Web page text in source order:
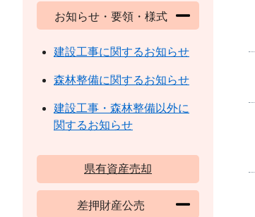
お知らせ・要領・様式
建設工事に関するお知らせ
森林整備に関するお知らせ
建設工事・森林整備以外に
関するお知らせ
県有資産売却
差押財産公売